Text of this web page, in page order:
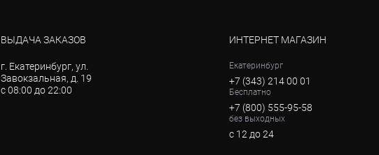
ВЫДАЧА ЗАКАЗОВ
г. Екатеринбург, ул.
Завокзальная, д. 19
с 08:00 до 22:00
ИНТЕРНЕТ МАГАЗИН
Екатеринбург
+7 (343) 214 00 01
Бесплатно
+7 (800) 555-95-58
без выходных
с 12 до 24